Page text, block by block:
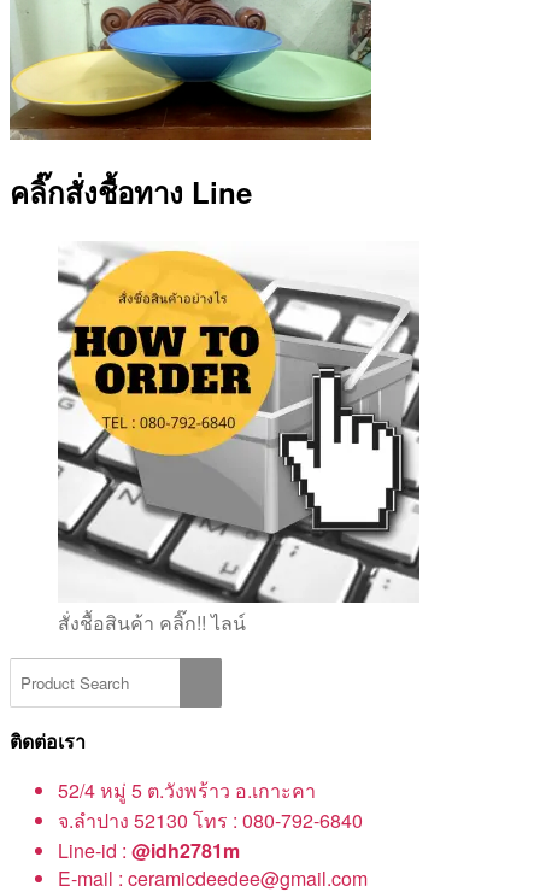
คลิ๊กสั่งชื้อทาง Line
สั่งชื้อสินค้า คลิ๊ก!! ไลน์
ติดต่อเรา
52/4 หมู่ 5 ต.วังพร้าว อ.เกาะคา
จ.ลำปาง 52130 โทร : 080-792-6840
Line-id : @idh2781m
E-mail : ceramicdeedee@gmail.com